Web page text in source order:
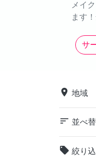
メイ
ます
サ
place 地域
sort 並べ替
local_offer 絞り